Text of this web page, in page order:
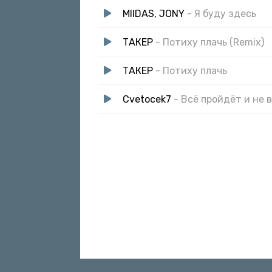
MIIDAS, JONY - Я буду здесь
ТАКЕР - Потиху плачь (Remix)
ТАКЕР - Потиху плачь
Cvetocek7 - Всё пройдёт и не